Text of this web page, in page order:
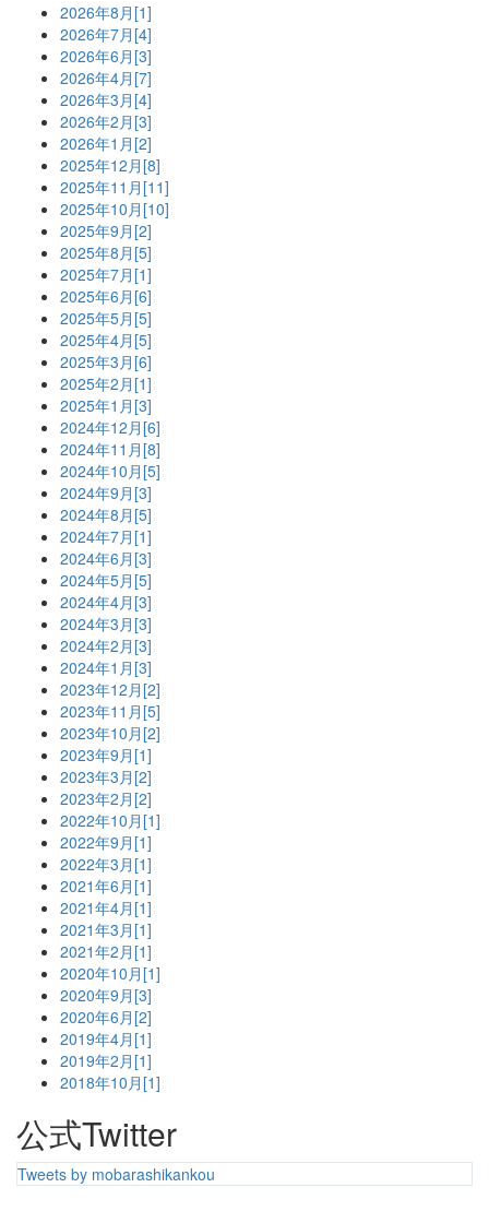
2026年8月[1]
2026年7月[4]
2026年6月[3]
2026年4月[7]
2026年3月[4]
2026年2月[3]
2026年1月[2]
2025年12月[8]
2025年11月[11]
2025年10月[10]
2025年9月[2]
2025年8月[5]
2025年7月[1]
2025年6月[6]
2025年5月[5]
2025年4月[5]
2025年3月[6]
2025年2月[1]
2025年1月[3]
2024年12月[6]
2024年11月[8]
2024年10月[5]
2024年9月[3]
2024年8月[5]
2024年7月[1]
2024年6月[3]
2024年5月[5]
2024年4月[3]
2024年3月[3]
2024年2月[3]
2024年1月[3]
2023年12月[2]
2023年11月[5]
2023年10月[2]
2023年9月[1]
2023年3月[2]
2023年2月[2]
2022年10月[1]
2022年9月[1]
2022年3月[1]
2021年6月[1]
2021年4月[1]
2021年3月[1]
2021年2月[1]
2020年10月[1]
2020年9月[3]
2020年6月[2]
2019年4月[1]
2019年2月[1]
2018年10月[1]
公式Twitter
Tweets by mobarashikankou